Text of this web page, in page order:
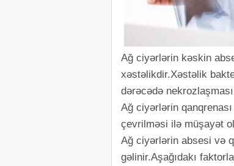
Ağ ciyərlərin kəskin
xəstəlikdir.Xəstəlik
dərəcədə
Ağ ciyərlərin
çevrilməsi ilə müşayət
Ağ ciyərlərin absesi və
gəlinir.Aşağıdakı